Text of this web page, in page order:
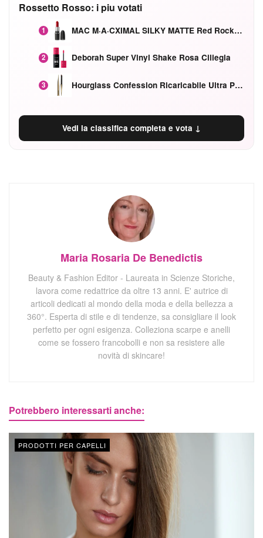
Rossetto Rosso: i piu votati
1 MAC M·A·CXIMAL SILKY MATTE Red Rock mat
2 Deborah Super Vinyl Shake Rosa Ciliegia
3 Hourglass Confession Ricaricabile Ultra Preciso Ad Alta Intensità Secretly Classic Red
Vedi la classifica completa e vota ↓
Maria Rosaria De Benedictis
Beauty & Fashion Editor - Laureata in Scienze Storiche,
lavora come redattrice da oltre 13 anni. E' autrice di
articoli dedicati al mondo della moda e della bellezza a
360°. Esperta di stile e di tendenze, sa consigliare il look
perfetto per ogni esigenza. Colleziona scarpe e anelli
come se fossero francobolli e non sa resistere alle
novità di skincare!
Potrebbero interessarti anche:
PRODOTTI PER CAPELLI